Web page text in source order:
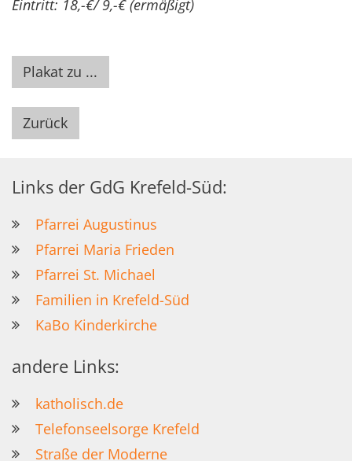
Eintritt: 18,-€/ 9,-€ (ermäßigt)
Plakat zu ...
Zurück
Links der GdG Krefeld-Süd:
Pfarrei Augustinus
Pfarrei Maria Frieden
Pfarrei St. Michael
Familien in Krefeld-Süd
KaBo Kinderkirche
andere Links:
katholisch.de
Telefonseelsorge Krefeld
Straße der Moderne